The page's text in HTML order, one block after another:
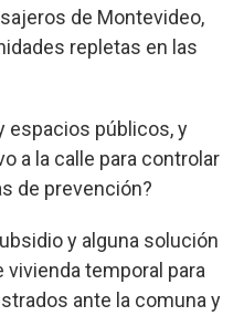
de Montevideo,
repletas en las
espacios públicos, y
a la calle para controlar
de prevención?
y alguna solución
temporal para
ante la comuna y